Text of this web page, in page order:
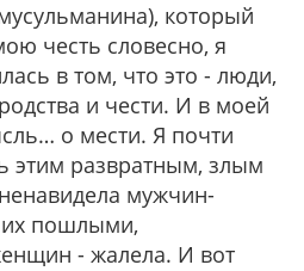
который
честь словесно, я
в том, что это - люди,
и чести. И в моей
о мести. Я почти
этим развратным, злым
мужчин-
их пошлыми,
- жалела. И вот